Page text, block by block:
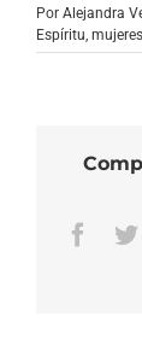
Por Alejandra
Espíritu,